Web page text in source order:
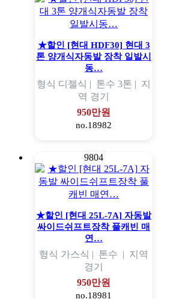
★할인 [현대 HDF30] 현대 3
톤 양개식자동발 장착 일발시
동…
형식 디젤식 | 톤수 3톤 | 지
역 경기
950만원
no.18982
9804
★할인 [현대 25L-7A] 자동발
싸이드쉬프트장착 풀캐빈 매
연…
형식 가스식 | 톤수 | 지역
경기
950만원
no.18981